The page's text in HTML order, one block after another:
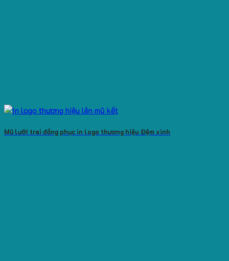
Mũ lưỡi trai đồng phục in logo thương hiệu Đệm xinh